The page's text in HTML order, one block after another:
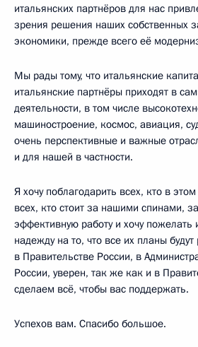
итальянских партнёров для нас
зрения решения наших собственных
экономики, прежде всего её
Мы рады тому, что итальянские
итальянские партнёры приходят в
деятельности, в том числе
машиностроение, космос, авиация,
очень перспективные и важные
и для нашей в частности.
Я хочу поблагодарить всех, кто в этом
всех, кто стоит за нашими спинами,
эффективную работу и хочу пожелать
надежду на то, что все их планы
в Правительстве России, в
России, уверен, так же как и в
сделаем всё, чтобы вас поддержать.
Успехов вам. Спасибо большое.